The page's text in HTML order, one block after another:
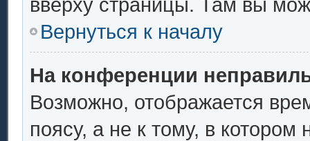
Вернуться к началу
На конференции
Возможно, отображается
поясу, а не к тому, в